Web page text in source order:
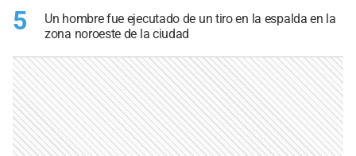
5
Un hombre fue ejecutado de un tiro en la espalda en la
zona noroeste de la ciudad